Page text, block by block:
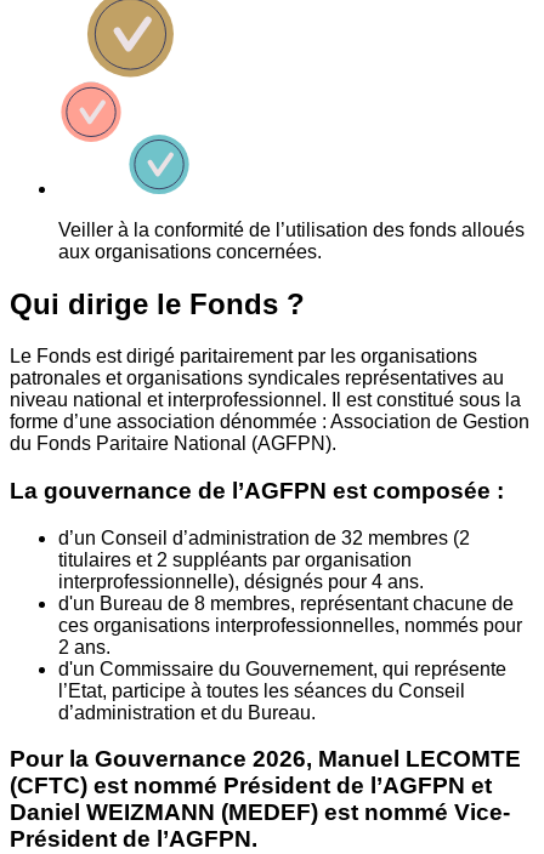
Veiller à la conformité de l’utilisation des fonds alloués
aux organisations concernées.
Qui dirige le Fonds ?
Le Fonds est dirigé paritairement par les organisations
patronales et organisations syndicales représentatives au
niveau national et interprofessionnel. Il est constitué sous la
forme d’une association dénommée : Association de Gestion
du Fonds Paritaire National (AGFPN).
La gouvernance de l’AGFPN est composée :
d’un Conseil d’administration de 32 membres (2
titulaires et 2 suppléants par organisation
interprofessionnelle), désignés pour 4 ans.
d'un Bureau de 8 membres, représentant chacune de
ces organisations interprofessionnelles, nommés pour
2 ans.
d'un Commissaire du Gouvernement, qui représente
l’Etat, participe à toutes les séances du Conseil
d’administration et du Bureau.
Pour la Gouvernance 2026, Manuel LECOMTE
(CFTC) est nommé Président de l’AGFPN et
Daniel WEIZMANN (MEDEF) est nommé Vice-
Président de l’AGFPN.